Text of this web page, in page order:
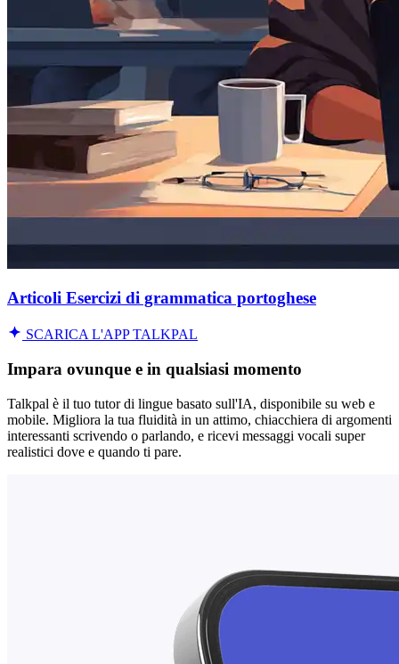
Articoli Esercizi di grammatica portoghese
SCARICA L'APP TALKPAL
Impara ovunque e in qualsiasi momento
Talkpal è il tuo tutor di lingue basato sull'IA, disponibile su web e
mobile. Migliora la tua fluidità in un attimo, chiacchiera di argomenti
interessanti scrivendo o parlando, e ricevi messaggi vocali super
realistici dove e quando ti pare.